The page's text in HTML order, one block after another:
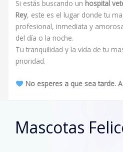
Si estás buscando un hospital
Rey, este es el lugar donde tu
profesional, inmediata y
del día o la noche.
Tu tranquilidad y la vida de tu
prioridad.
No esperes a que sea tarde.
Mascotas